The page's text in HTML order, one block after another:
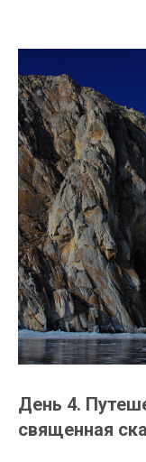
День 4.
священная